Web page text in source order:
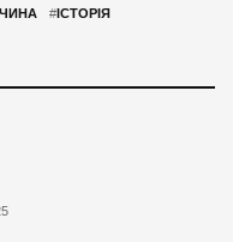
# ІСТОРІЯ